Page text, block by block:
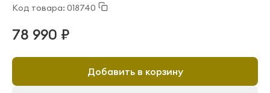
Код товара: 018740
78 990 ₽
Добавить в корзину